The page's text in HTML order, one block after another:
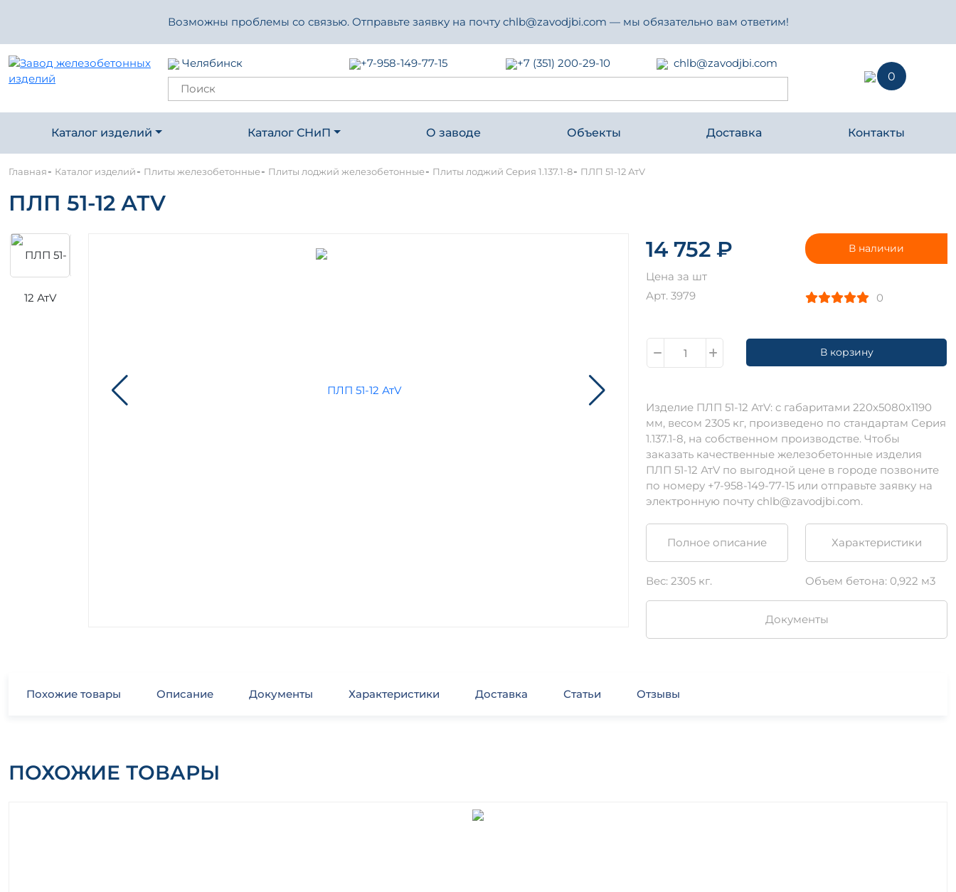
Возможны проблемы со связью. Отправьте заявку на почту chlb@zavodjbi.com — мы обязательно вам ответим!
Челябинск +7-958-149-77-15 +7 (351) 200-29-10
chlb@zavodjbi.com
0
Каталог изделий Каталог СНиП О заводе Объекты Доставка Контакты
Главная- Каталог изделий- Плиты железобетонные- Плиты лоджий железобетонные- Плиты лоджий Серия 1.137.1-8- ПЛП 51-12 АтV
ПЛП 51-12 АТV
14 752 ₽
Цена за шт
Арт. 3979
В наличии
0
В корзину
Изделие ПЛП 51-12 АтV: c габаритами 220х5080х1190
мм, весом 2305 кг, произведено по стандартам Серия
1.137.1-8, на собственном производстве. Чтобы
заказать качественные железобетонные изделия
ПЛП 51-12 АтV по выгодной цене в городе позвоните
по номеру +7-958-149-77-15 или отправьте заявку на
электронную почту chlb@zavodjbi.com.
Полное описание Характеристики
Вес: 2305 кг. Объем бетона: 0,922 м3
Документы
Похожие товары Описание Документы Характеристики Доставка Статьи Отзывы
ПОХОЖИЕ ТОВАРЫ